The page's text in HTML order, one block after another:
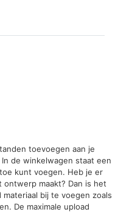
toevoegen aan je
de winkelwagen staat een
kunt voegen. Heb je er
maakt? Dan is het
bij te voegen zoals
De maximale upload